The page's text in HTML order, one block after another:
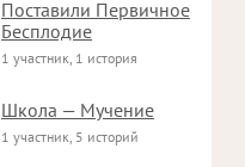
Поставили Первичное
Бесплодие
1 участник, 1 история
Школа — Мучение
1 участник, 5 историй